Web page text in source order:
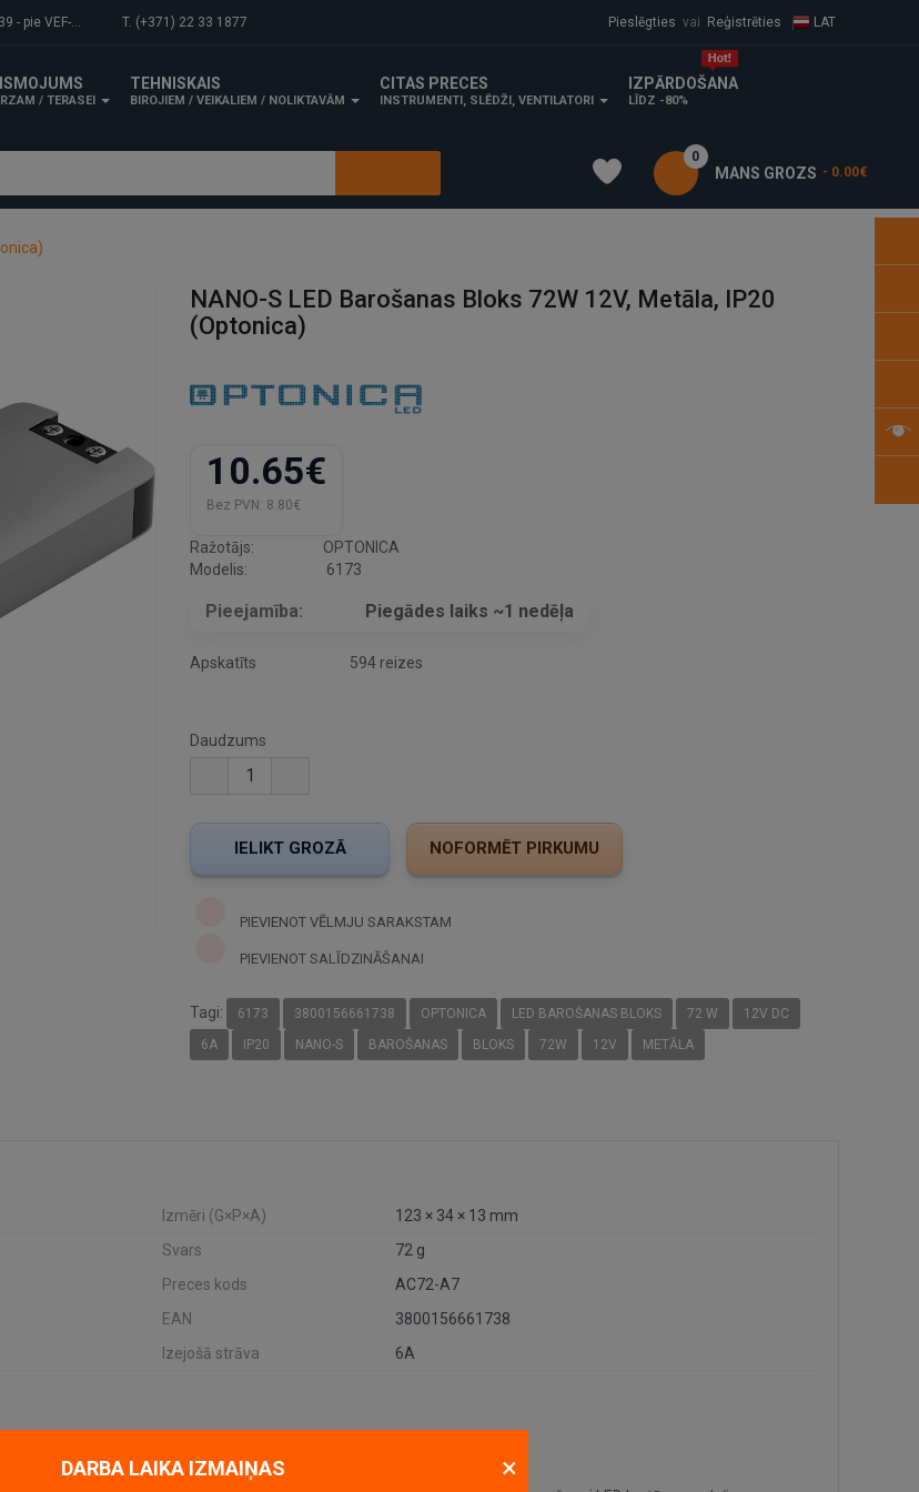
Gaisa tilta. T. (+371) 22 33 1877 Pieslēgties vai Reģistrēties LAT
/ TERASEI
TEHNISKAIS
BIROJIEM / VEIKALIEM / NOLIKTAVĀM
CITAS PRECES
INSTRUMENTI, SLĒDŽI, VENTILATORI
IZPĀRDOŠANA
LĪDZ -80%
MANS GROZS
0
- 0.00€
NANO-S LED Barošanas Bloks 72W 12V, Metāla, IP20
(Optonica)
10.65€
Bez PVN: 8.80€
Ražotājs:
OPTONICA
Modelis:
6173
Pieejamība: Piegādes laiks ~1 nedēļa
Apskatīts 594 reizes
Daudzums
PIEVIENOT VĒLMJU SARAKSTAM
PIEVIENOT SALĪDZINĀŠANAI
Tagi: 6173 3800156661738 OPTONICA LED BAROŠANAS BLOKS 72 W
12V DC
6A
IP20 NANO-S BAROŠANAS BLOKS 72W 12V METĀLA
Izmēri (G×P×A)
123 × 34 × 13 mm
Svars
72 g
Preces kods
AC72-A7
EAN
3800156661738
Izejošā strāva
6A
DARBA LAIKA IZMAIŅAS ×